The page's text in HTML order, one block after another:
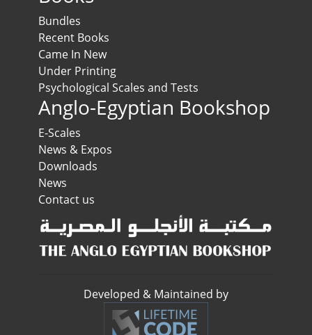
Bundles
Recent Books
Came In New
Under Printing
Psychological Scales and Tests
Anglo-Egyptian Bookshop
E-Scales
News & Expos
Downloads
News
Contact us
Developed & Maintained by